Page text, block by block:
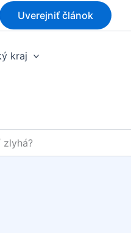
Uverejniť článok
kraj
zlyhá?